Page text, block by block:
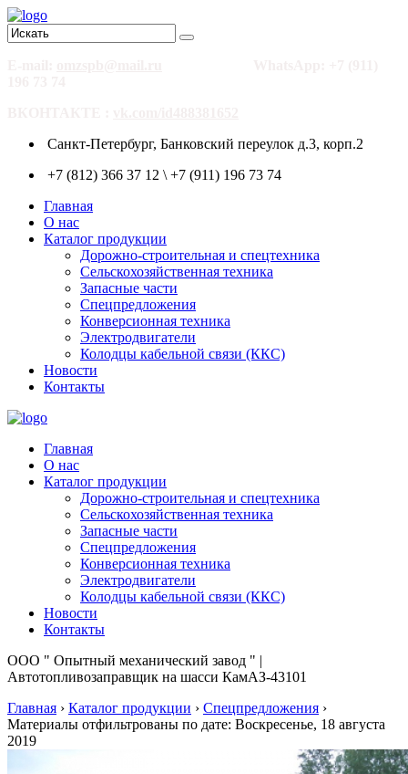
Санкт-Петербург, Банковский переулок д.3, корп.2
+7 (812) 366 37 12 \ +7 (911) 196 73 74
Главная
О нас
Каталог продукции
Дорожно-строительная и спецтехника
Сельскохозяйственная техника
Запасные части
Спецпредложения
Конверсионная техника
Электродвигатели
Колодцы кабельной связи (ККС)
Новости
Контакты
Главная
О нас
Каталог продукции
Дорожно-строительная и спецтехника
Сельскохозяйственная техника
Запасные части
Спецпредложения
Конверсионная техника
Электродвигатели
Колодцы кабельной связи (ККС)
Новости
Контакты
ООО " Опытный механический завод " |
Автотопливозаправщик на шасси КамАЗ-43101
Главная › Каталог продукции › Спецпредложения ›
Материалы отфильтрованы по дате: Воскресенье, 18 августа
2019